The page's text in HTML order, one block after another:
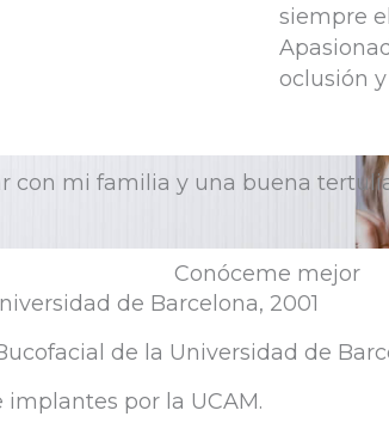
siempre
oclusión
con mi familia y una buena
Conóceme mejor
de Barcelona, 2001
de la Universidad de
por la UCAM.